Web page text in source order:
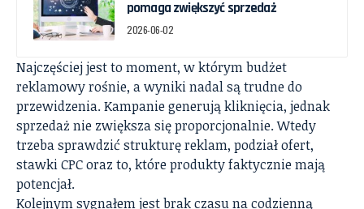
pomaga zwiększyć sprzedaż
2026-06-02
Najczęściej jest to moment, w którym budżet
reklamowy rośnie, a wyniki nadal są trudne do
przewidzenia. Kampanie generują kliknięcia, jednak
sprzedaż nie zwiększa się proporcjonalnie. Wtedy
trzeba sprawdzić strukturę reklam, podział ofert,
stawki CPC oraz to, które produkty faktycznie mają
potencjał.
Kolejnym sygnałem jest brak czasu na codzienną